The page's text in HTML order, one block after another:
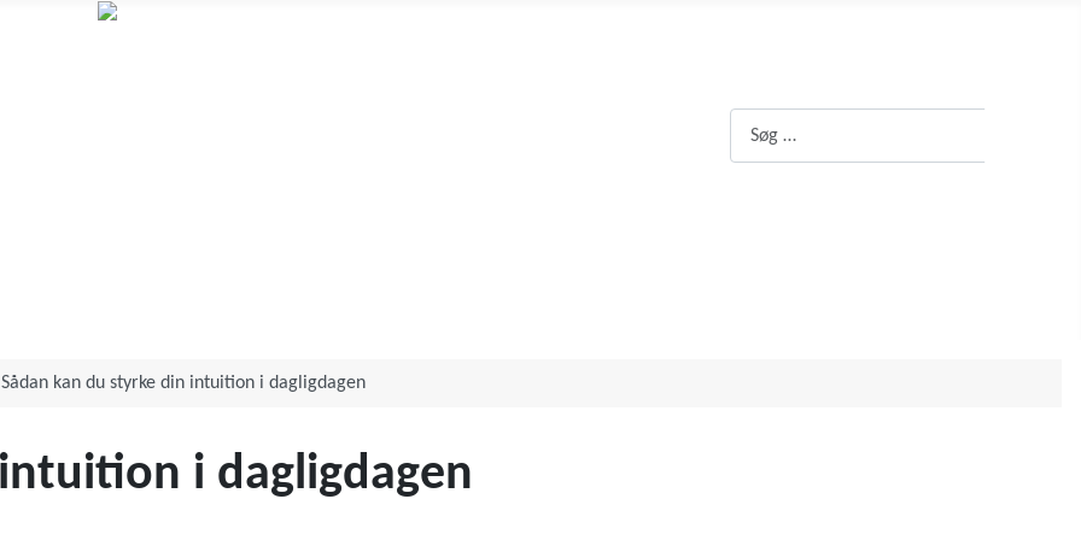
Sådan kan du styrke din intuition i dagligdagen
i dagligdagen